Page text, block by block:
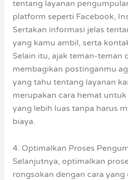
tentang layanan
platform seperti Facebook,
Sertakan informasi jelas
yang kamu ambil, serta
Selain itu, ajak teman-teman
membagikan postinganmu
yang tahu tentang layanan
merupakan cara hemat
yang lebih luas tanpa harus
biaya.
4. Optimalkan Proses
Selanjutnya, optimalkan
rongsokan dengan cara yang